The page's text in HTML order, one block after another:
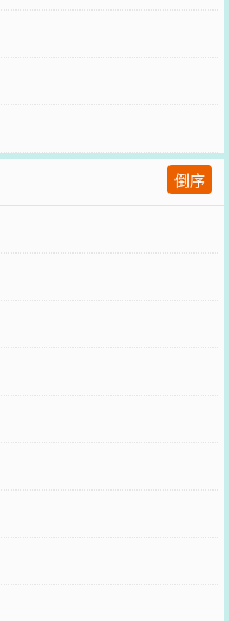
倒序